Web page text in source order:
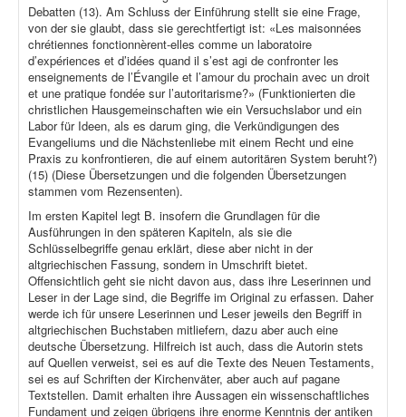
Debatten (13). Am Schluss der Einführung stellt sie eine Frage,
von der sie glaubt, dass sie gerechtfertigt ist: «Les maisonnées
chrétiennes fonctionnèrent-elles comme un laboratoire
d’expériences et d’idées quand il s’est agi de confronter les
enseignements de l’Évangile et l’amour du prochain avec un droit
et une pratique fondée sur l’autoritarisme?» (Funktionierten die
christlichen Hausgemeinschaften wie ein Versuchslabor und ein
Labor für Ideen, als es darum ging, die Verkündigungen des
Evangeliums und die Nächstenliebe mit einem Recht und eine
Praxis zu konfrontieren, die auf einem autoritären System beruht?)
(15) (Diese Übersetzungen und die folgenden Übersetzungen
stammen vom Rezensenten).
Im ersten Kapitel legt B. insofern die Grundlagen für die
Ausführungen in den späteren Kapiteln, als sie die
Schlüsselbegriffe genau erklärt, diese aber nicht in der
altgriechischen Fassung, sondern in Umschrift bietet.
Offensichtlich geht sie nicht davon aus, dass ihre Leserinnen und
Leser in der Lage sind, die Begriffe im Original zu erfassen. Daher
werde ich für unsere Leserinnen und Leser jeweils den Begriff in
altgriechischen Buchstaben mitliefern, dazu aber auch eine
deutsche Übersetzung. Hilfreich ist auch, dass die Autorin stets
auf Quellen verweist, sei es auf die Texte des Neuen Testaments,
sei es auf Schriften der Kirchenväter, aber auch auf pagane
Textstellen. Damit erhalten ihre Aussagen ein wissenschaftliches
Fundament und zeigen übrigens ihre enorme Kenntnis der antiken